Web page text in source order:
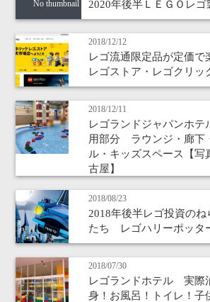
No thumbnail
2020年後半ＬＥＧＯレゴ
2018/12/12
レゴ流通限定品が定価
レゴストア・レゴクリッ
2018/12/11
レゴランドジャパンホ
用部分 ラウンジ・廊下
ル・キッズスペース【写
古屋】
2018/08/23
2018年後半レゴ投資の
たち レゴハリーポッタ
2018/07/30
レゴランドホテル 実際
身！お風呂！トイレ！子